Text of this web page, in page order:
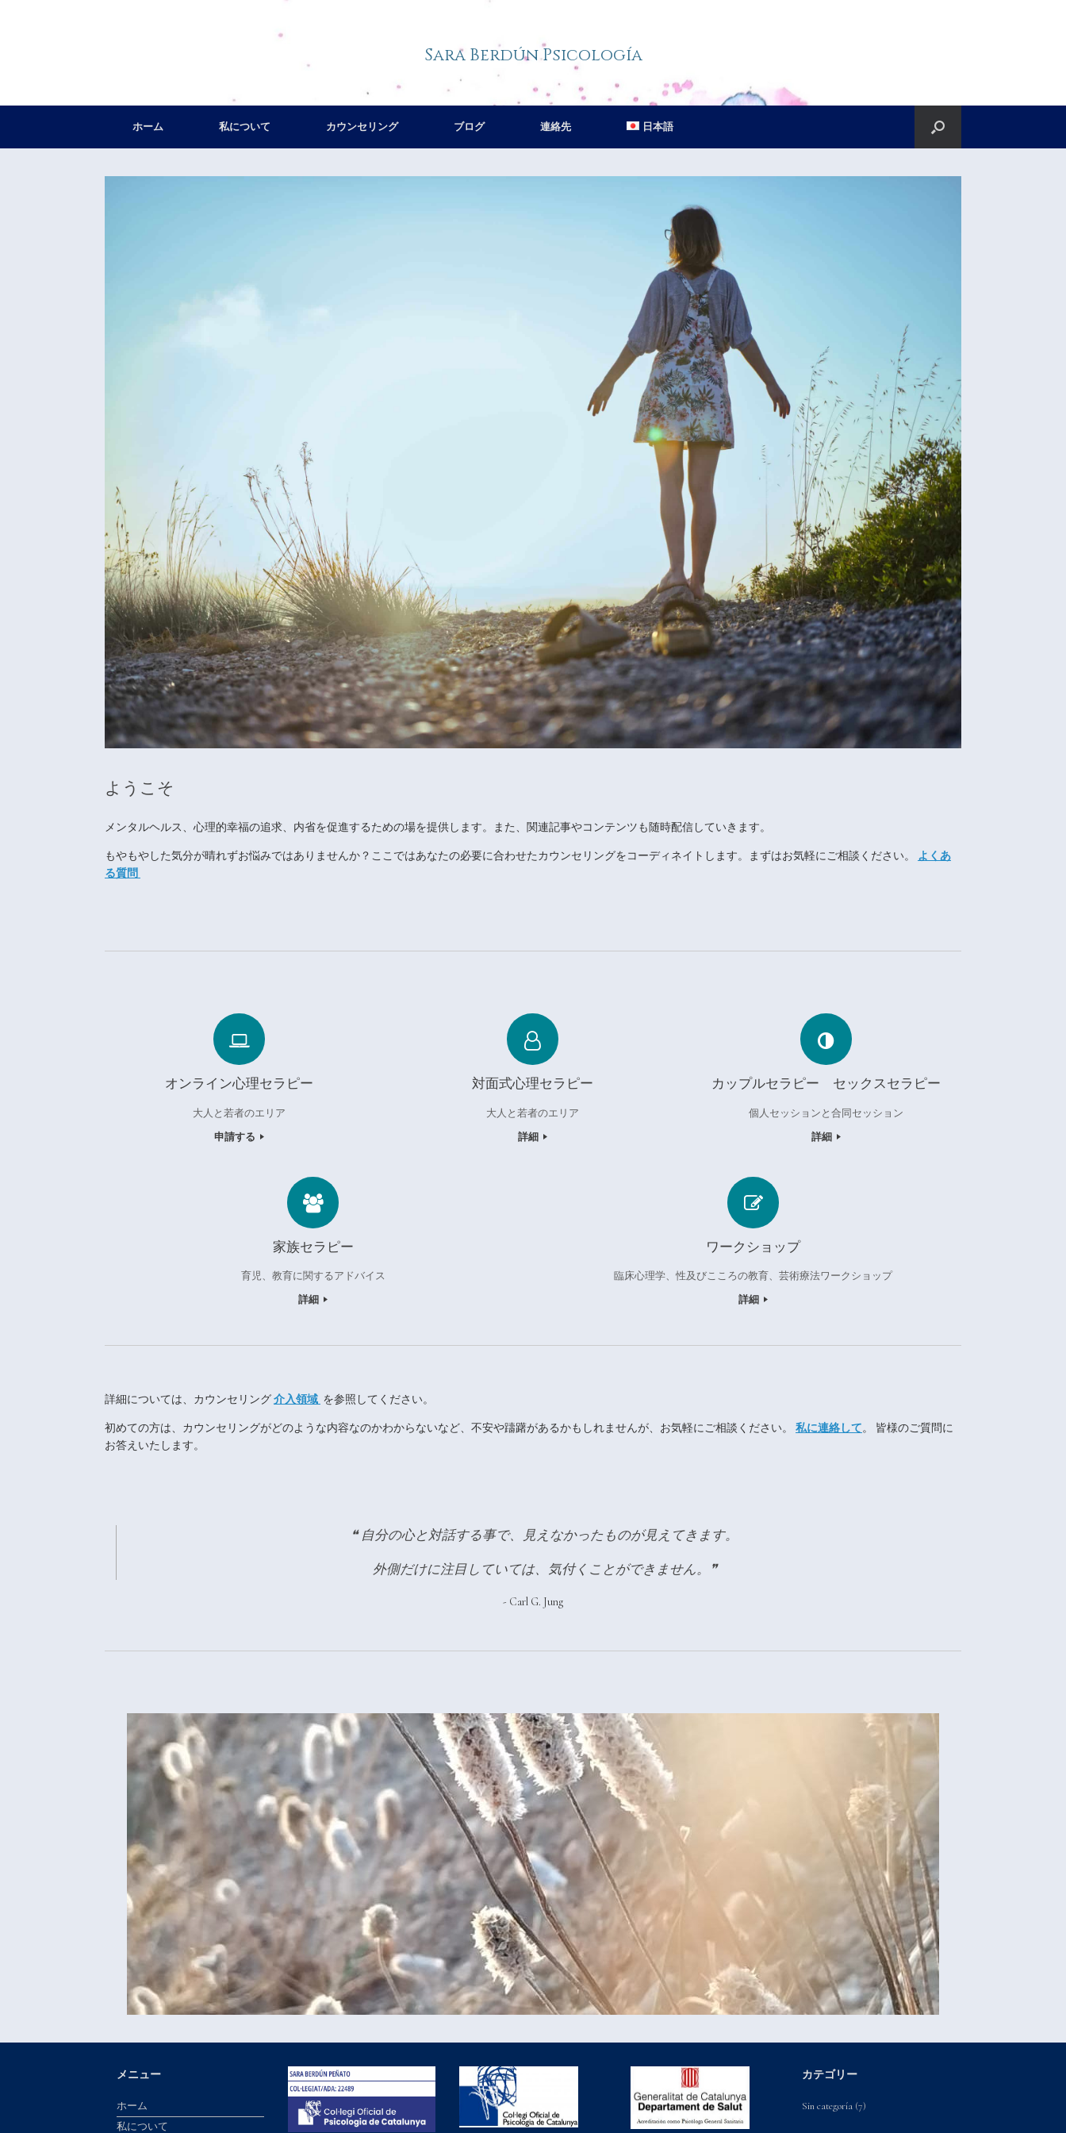
Sara Berdún Psicología
ホーム 私について カウンセリング ブログ 連絡先 日本語
ようこそ
メンタルヘルス、心理的幸福の追求、内省を促進するための場を提供します。また、関連記事やコンテンツも随時配信していきます。
もやもやした気分が晴れずお悩みではありませんか？ここではあなたの必要に合わせたカウンセリングをコーディネイトします。まずはお気軽にご相談ください。 よくあ
る質問
オンライン心理セラピー
大人と若者のエリア
申請する
対面式心理セラピー
大人と若者のエリア
詳細
カップルセラピー セックスセラピー
個人セッションと合同セッション
詳細
家族セラピー
育児、教育に関するアドバイス
詳細
ワークショップ
臨床心理学、性及びこころの教育、芸術療法ワークショップ
詳細
詳細については、カウンセリング介入領域 を参照してください。
初めての方は、カウンセリングがどのような内容なのかわからないなど、不安や躊躇があるかもしれませんが、お気軽にご相談ください。 私に連絡して。 皆様のご質問に
お答えいたします。
❝自分の心と対話する事で、見えなかったものが見えてきます。
外側だけに注目していては、気付くことができません。
❞
- Carl G. Jung
メニュー
ホーム
私について
カテゴリー
Sin categoría (7)